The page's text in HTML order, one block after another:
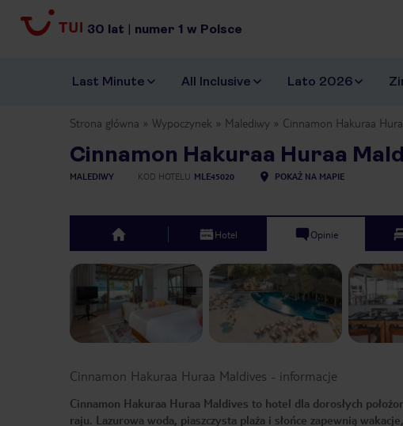
30 lat | numer 1 w Polsce
Last Minute All Inclusive Lato 2026
Strona główna Wypoczynek Malediwy Cinnamon Hakuraa
Cinnamon Hakuraa Huraa
MALEDIWY KOD HOTELU MLE45020 POKAŻ NA MAPIE
top Hotel Opinie
Previous slide
Cinnamon Hakuraa Huraa Maldives - informacje
Cinnamon Hakuraa Huraa Maldives to hotel dla dorosłych
raju. Lazurowa woda, piaszczysta plaża i słońce zapewnią